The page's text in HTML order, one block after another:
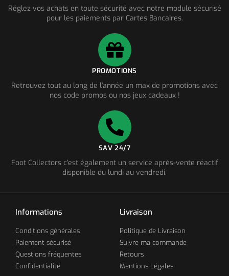
Réglez vos achats en toute sécurité avec notre module sécurisé
pour les paiements par Cartes Bancaires.
PROMOTIONS
Retrouvez tout au long de l'année un max de promotions avec
nos code promos ou nos jeux cadeaux !
SAV 24/7
Foot Collectors c'est également un service après-vente réactif
disponible du lundi au vendredi.
Informations
Conditions générales
Paiement sécurisé
Questions fréquentes
Confidentialité
Livraison
Politique de Livraison
Suivre ma commande
Retours
Mentions Légales